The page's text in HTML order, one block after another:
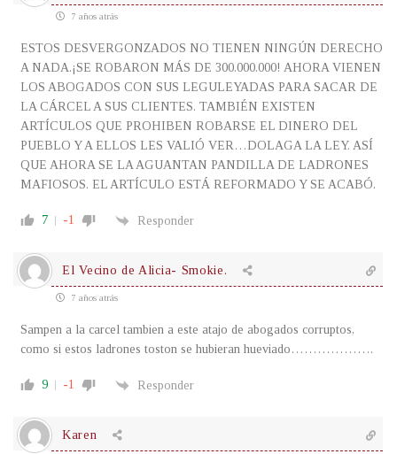
7 años atrás
ESTOS DESVERGONZADOS NO TIENEN NINGÚN DERECHO
A NADA.¡SE ROBARON MÁS DE 300.000.000! AHORA VIENEN
LOS ABOGADOS CON SUS LEGULEYADAS PARA SACAR DE
LA CÁRCEL A SUS CLIENTES. TAMBIÉN EXISTEN
ARTÍCULOS QUE PROHIBEN ROBARSE EL DINERO DEL
PUEBLO Y A ELLOS LES VALIÓ VER…DOLAGA LA LEY. ASÍ
QUE AHORA SE LA AGUANTAN PANDILLA DE LADRONES
MAFIOSOS. EL ARTÍCULO ESTÁ REFORMADO Y SE ACABÓ.
7 -1 Responder
El Vecino de Alicia- Smokie.
7 años atrás
Sampen a la carcel tambien a este atajo de abogados corruptos,
como si estos ladrones toston se hubieran hueviado……………….
9 -1 Responder
Karen